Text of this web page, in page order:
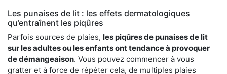
Les punaises de lit : les effets dermatologiques
qu’entraînent les piqûres
Parfois sources de plaies, les piqûres de punaises de lit
sur les adultes ou les enfants ont tendance à provoquer
de démangeaison. Vous pouvez commencer à vous
gratter et à force de répéter cela, de multiples plaies